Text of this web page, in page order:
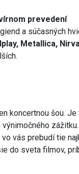
prevedení
a súčasných
Metallica,
koncertnou šou.
zážitku.
vás prebudí tie
do sveta filmov,